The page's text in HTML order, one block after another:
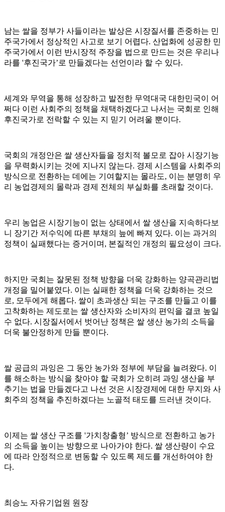
남는 쌀을 정부가 사들이라는 발상은 시장질서를 존중하는 민
주국가에서 정상적인 사고로 보기 어렵다. 산업화에 성공한 민
주국가에서 이런 반시장적 주장을 법으로 만드는 것은 우리나
라를 '후진국가’로 만들겠다는 선언이라 할 수 있다.
세계와 무역을 통해 성장하고 발전한 무역대국 대한민국이 어
쩌다 이런 사회주의 정책을 채택하겠다고 나서는 국회로 인해
후진국가로 전락할 수 있는 지 믿기 어려울 뿐이다.
국회의 개정안은 쌀 생산자들을 정치적 볼모로 잡아 시장기능
을 무력화시키는 것에 지나지 않는다. 경제 시스템을 사회주의
방식으로 전환하는 데에는 기여할지는 몰라도, 이는 분명히 우
리 농업경제의 몰락과 경제 전체의 부실화를 초래할 것이다.
우리 농업은 시장기능이 없는 상태에서 쌀 생산을 지속하다보
니 장기간 저수익에 따른 부채의 늪에 빠져 있다. 이는 과거의
정책이 실패했다는 증거이며, 본질적인 개정의 필요성이 크다.
하지만 국회는 잘못된 정책 방향을 더욱 강화하는 양곡관리법
개정을 밀어붙였다. 이는 실패한 정책을 더욱 강화하는 것으
로, 모두에게 해롭다. 쌀이 초과생산 되는 구조를 만들고 이를
고착화하는 제도로는 쌀 생산자와 소비자의 편익을 결코 높일
수 없다. 시장질서에서 벗어난 정책은 쌀 생산 농가의 소득을
더욱 불안정하게 만들 뿐이다.
쌀 공급의 과잉은 그 동안 농가와 정부에 부담을 늘려왔다. 이
를 해소하는 방식을 찾아야 할 국회가 오히려 과잉 생산을 부
추기는 법을 만들겠다고 나선 것은 시장경제에 대한 무지와 사
회주의 정책을 추진하겠다는 노골적 태도를 드러낸 것이다.
이제는 쌀 생산 구조를 '가치창출형’ 방식으로 전환하고 농가
의 소득을 높이는 방향으로 나아가야 한다. 쌀 생산량이 수요
에 따라 안정적으로 변동할 수 있도록 제도를 개선하여야 한
다.
최승노 자유기업원 원장